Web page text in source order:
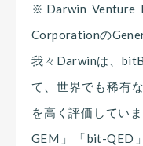
※Darwin Venture
Corporationの
我々Darwinは、
て、世界でも稀有
を高く評価してい
GEM」「bit-QED